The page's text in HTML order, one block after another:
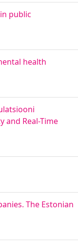
public
health
and Real-Time
The Estonian